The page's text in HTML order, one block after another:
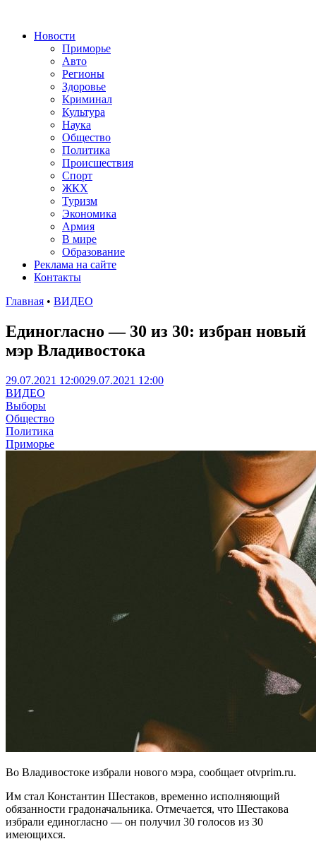
Новости
Приморье
Авто
Регионы
Здоровье
Криминал
Культура
Наука
Общество
Политика
Происшествия
Спорт
ЖКХ
Туризм
Экономика
Армия
В мире
Образование
Реклама на сайте
Контакты
Главная • ВИДЕО
Единогласно — 30 из 30: избран новый
мэр Владивостока
29.07.2021 12:0029.07.2021 12:00
ВИДЕО
Выборы
Общество
Политика
Приморье
Во Владивостоке избрали нового мэра, сообщает otvprim.ru.
Им стал Константин Шестаков, временно исполняющий
обязанности градоначальника. Отмечается, что Шестакова
избрали единогласно — он получил 30 голосов из 30
имеющихся.